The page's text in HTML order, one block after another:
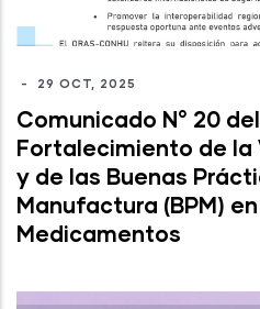
- 29 OCT, 2025
Comunicado N° 20
Fortalecimiento de la
y de las Buenas
Manufactura (BPM)
Medicamentos